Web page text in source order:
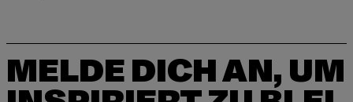
MELDE DICH AN, UM